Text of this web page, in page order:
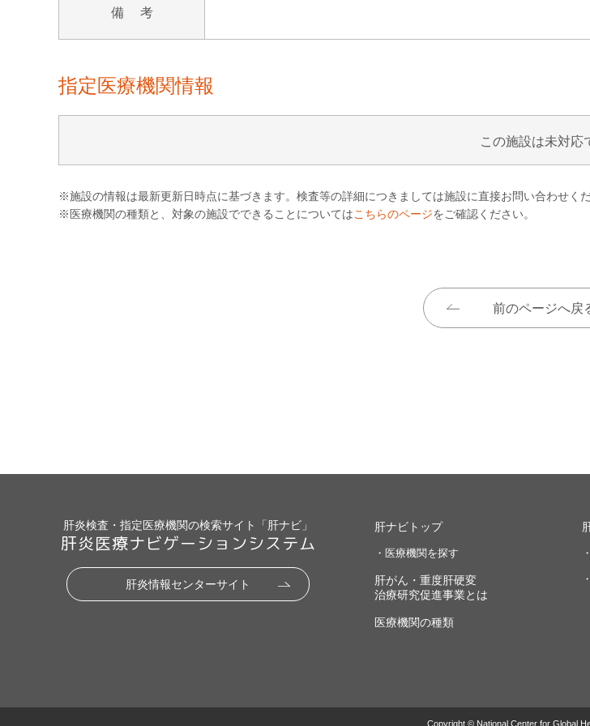
備 考
指定医療機関情報
この施設は未対応
※施設の情報は最新更新日時点に基づきます。検査等の詳細につきましては施設に直接お問い合わせくだ
※医療機関の種類と、対象の施設でできることについてはこちらのページをご確認ください。
前のページへ戻
肝炎検査・指定医療機関の検索サイト「肝ナビ」
肝炎医療ナビゲーションシステム
肝炎情報センターサイト
肝ナビトップ
・医療機関を探す
肝がん・重度肝硬変
治療研究促進事業とは
医療機関の種類
Copyright © National Center for Global